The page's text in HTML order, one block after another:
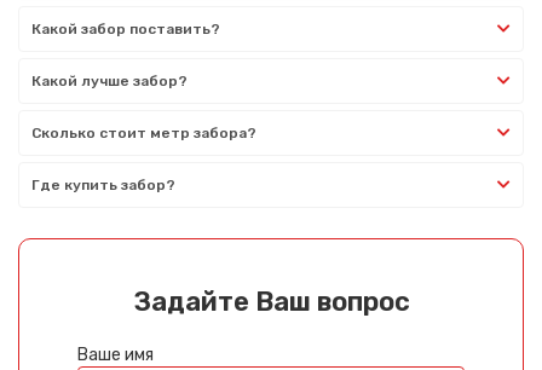
Какой забор поставить?
Какой лучше забор?
Сколько стоит метр забора?
Где купить забор?
Задайте Ваш вопрос
Ваше имя